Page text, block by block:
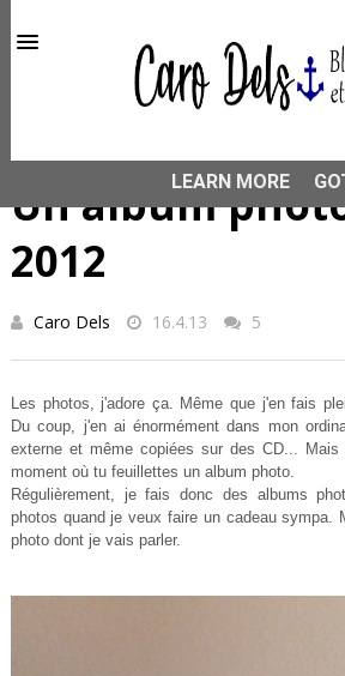
Un album
2012
Caro Dels 16.4.13 5
Les photos, j'adore ça. Même que j'en fais
Du coup, j'en ai énormément dans mon
externe et même copiées surdes CD... Mais
moment où tu feuillettes un album photo.
Régulièrement, je fais donc des albums
photos quand je veux faire un cadeau sympa.
photo dont je vais parler.
This site uses cookies from Google
and to analyze traffic. Your IP
shared with Google along with
metrics to ensure quality of service,
LEARN MORE